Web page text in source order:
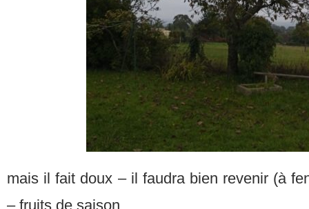
mais il fait doux – il faudra bien revenir (à
– fruits de saison